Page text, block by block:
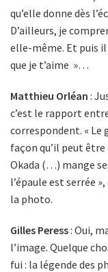
qu’elle donne dès
D’ailleurs, je
elle-même. Et puis il
que je t’aime »…
Matthieu Orléan :
c’est le rapport
correspondent. « Le
façon qu’il peut être
Okada (…) mange
l’épaule est serrée
la photo.
Gilles Peress: Oui,
l’image. Quelque
fui : la légende des